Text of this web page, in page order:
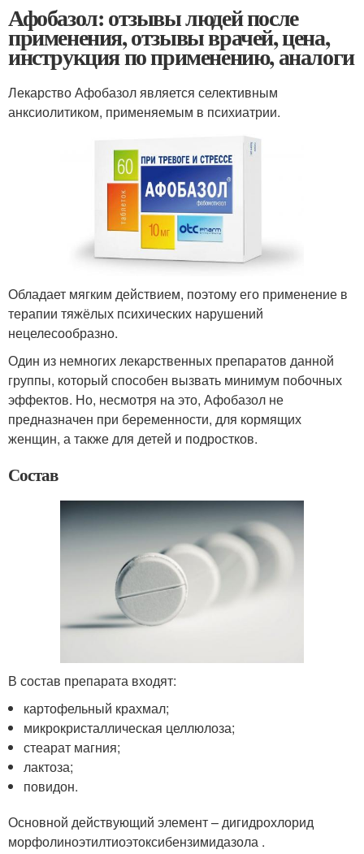
Афобазол: отзывы людей после
применения, отзывы врачей, цена,
инструкция по применению, аналоги
Лекарство Афобазол является селективным
анксиолитиком, применяемым в психиатрии.
Обладает мягким действием, поэтому его применение в
терапии тяжёлых психических нарушений
нецелесообразно.
Один из немногих лекарственных препаратов данной
группы, который способен вызвать минимум побочных
эффектов. Но, несмотря на это, Афобазол не
предназначен при беременности, для кормящих
женщин, а также для детей и подростков.
Состав
В состав препарата входят:
картофельный крахмал;
микрокристаллическая целлюлоза;
стеарат магния;
лактоза;
повидон.
Основной действующий элемент – дигидрохлорид
морфолиноэтилтиоэтоксибензимидазола .